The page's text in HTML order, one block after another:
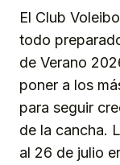
El Club
todo
de Verano
poner a los
para seguir
de la cancha.
al 26 de julio